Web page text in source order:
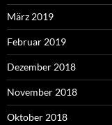
März 2019
Februar 2019
Dezember 2018
November 2018
Oktober 2018